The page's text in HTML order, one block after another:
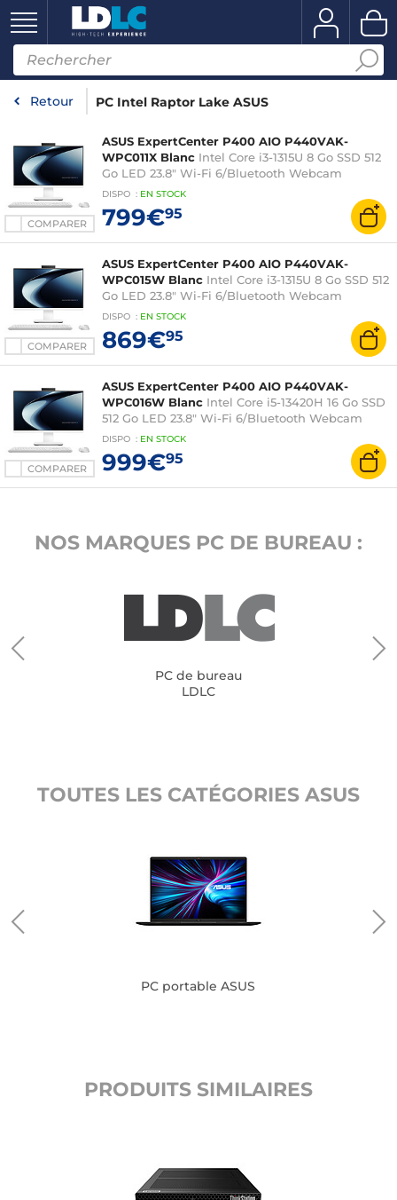
Retour PC Intel Raptor Lake ASUS
COMPARER
ASUS ExpertCenter P400 AIO P440VAK-
WPC011X Blanc Intel Core i3-1315U 8 Go SSD 512
Go LED 23.8" Wi-Fi 6/Bluetooth Webcam
Windows 11 Professionnel
DISPO : EN STOCK
799€95
COMPARER
ASUS ExpertCenter P400 AIO P440VAK-
WPC015W Blanc Intel Core i3-1315U 8 Go SSD 512
Go LED 23.8" Wi-Fi 6/Bluetooth Webcam
Windows 11 Famille
DISPO : EN STOCK
869€95
COMPARER
ASUS ExpertCenter P400 AIO P440VAK-
WPC016W Blanc Intel Core i5-13420H 16 Go SSD
512 Go LED 23.8" Wi-Fi 6/Bluetooth Webcam
Windows 11 Famille
DISPO : EN STOCK
999€95
NOS MARQUES PC DE BUREAU :
PC de bureau
LDLC
TOUTES LES CATÉGORIES ASUS
PC portable ASUS
PRODUITS SIMILAIRES